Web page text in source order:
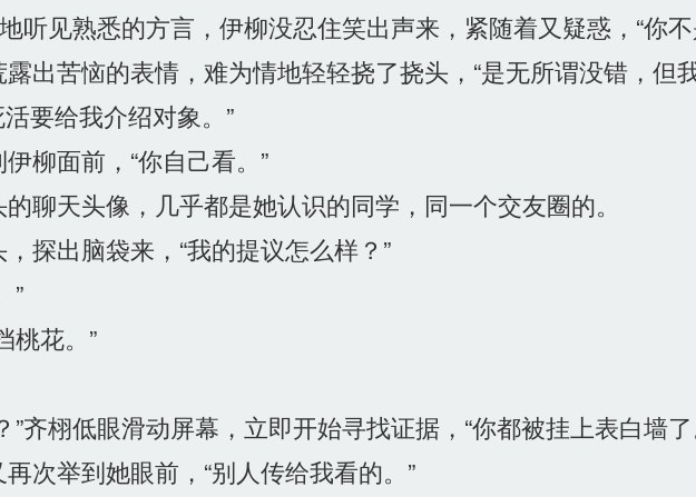
听见熟悉的方言，伊柳没忍住笑出声来，紧随着又疑惑，“你
出苦恼的表情，难为情地轻轻挠了挠头，“是无所谓没错，但
要给我介绍对象。”
柳面前，“你自己看。”
聊天头像，几乎都是她认识的同学，同一个交友圈的。
探出脑袋来，“我的提议怎么样？”
”
桃花。”
齐栩低眼滑动屏幕，立即开始寻找证据，“你都被挂上表白墙了
次举到她眼前，“别人传给我看的。”